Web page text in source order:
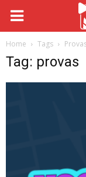
Home Tags
Tag: provas